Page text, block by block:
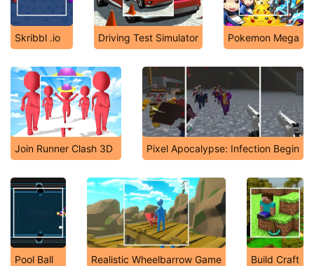
Skribbl .io Driving Test Simulator Pokemon Mega
Join Runner Clash 3D Pixel Apocalypse: Infection Begin
Pool Ball Realistic Wheelbarrow Game Build Craft